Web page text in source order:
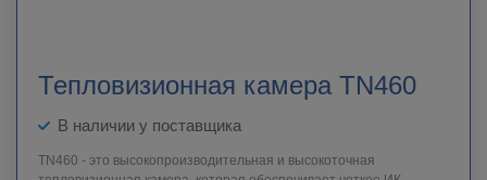
Тепловизионная камера TN460
В наличии у поставщика
TN460 - это высокопроизводительная и высокоточная